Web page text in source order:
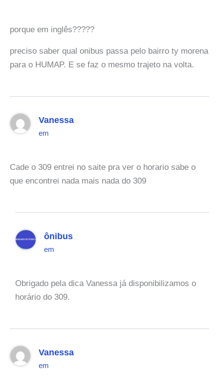
porque em inglês?????
preciso saber qual onibus passa pelo bairro ty morena
para o HUMAP. E se faz o mesmo trajeto na volta.
Vanessa
em
Cade o 309 entrei no saite pra ver o horario sabe o
que encontrei nada mais nada do 309
ônibus
em
Obrigado pela dica Vanessa já disponibilizamos o
horário do 309.
Vanessa
em